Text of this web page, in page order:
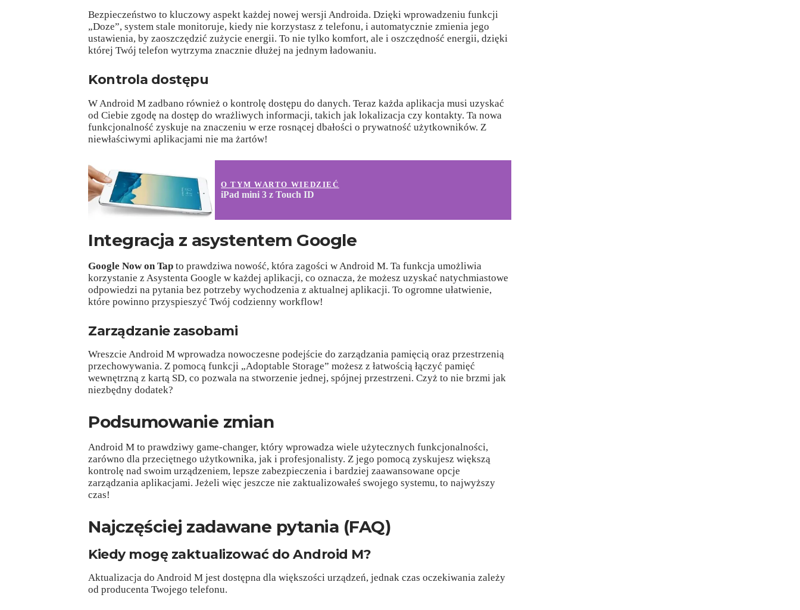
Bezpieczeństwo to kluczowy aspekt każdej nowej wersji Androida. Dzięki wprowadzeniu funkcji
„Doze”, system stale monitoruje, kiedy nie korzystasz z telefonu, i automatycznie zmienia jego
ustawienia, by zaoszczędzić zużycie energii. To nie tylko komfort, ale i oszczędność energii, dzięki
której Twój telefon wytrzyma znacznie dłużej na jednym ładowaniu.
Kontrola dostępu
W Android M zadbano również o kontrolę dostępu do danych. Teraz każda aplikacja musi uzyskać
od Ciebie zgodę na dostęp do wrażliwych informacji, takich jak lokalizacja czy kontakty. Ta nowa
funkcjonalność zyskuje na znaczeniu w erze rosnącej dbałości o prywatność użytkowników. Z
niewłaściwymi aplikacjami nie ma żartów!
O TYM WARTO WIEDZIEĆ
iPad mini 3 z Touch ID
Integracja z asystentem Google
Google Now on Tap to prawdziwa nowość, która zagości w Android M. Ta funkcja umożliwia
korzystanie z Asystenta Google w każdej aplikacji, co oznacza, że możesz uzyskać natychmiastowe
odpowiedzi na pytania bez potrzeby wychodzenia z aktualnej aplikacji. To ogromne ułatwienie,
które powinno przyspieszyć Twój codzienny workflow!
Zarządzanie zasobami
Wreszcie Android M wprowadza nowoczesne podejście do zarządzania pamięcią oraz przestrzenią
przechowywania. Z pomocą funkcji „Adoptable Storage” możesz z łatwością łączyć pamięć
wewnętrzną z kartą SD, co pozwala na stworzenie jednej, spójnej przestrzeni. Czyż to nie brzmi jak
niezbędny dodatek?
Podsumowanie zmian
Android M to prawdziwy game-changer, który wprowadza wiele użytecznych funkcjonalności,
zarówno dla przeciętnego użytkownika, jak i profesjonalisty. Z jego pomocą zyskujesz większą
kontrolę nad swoim urządzeniem, lepsze zabezpieczenia i bardziej zaawansowane opcje
zarządzania aplikacjami. Jeżeli więc jeszcze nie zaktualizowałeś swojego systemu, to najwyższy
czas!
Najczęściej zadawane pytania (FAQ)
Kiedy mogę zaktualizować do Android M?
Aktualizacja do Android M jest dostępna dla większości urządzeń, jednak czas oczekiwania zależy
od producenta Twojego telefonu.